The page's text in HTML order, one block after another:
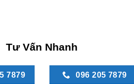
Tư Vấn Nhanh
7879 096 205 7879